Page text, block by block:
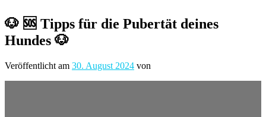
🐶 🆘 Tipps für die Pubertät deines
Hundes 🐶
Veröffentlicht am 30. August 2024 von